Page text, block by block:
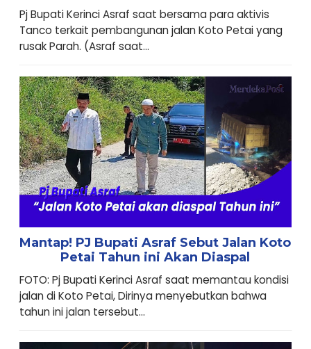
Pj Bupati Kerinci Asraf saat bersama para aktivis
Tanco terkait pembangunan jalan Koto Petai yang
rusak Parah. (Asraf saat...
Mantap! PJ Bupati Asraf Sebut Jalan Koto
Petai Tahun ini Akan Diaspal
FOTO: Pj Bupati Kerinci Asraf saat memantau kondisi
jalan di Koto Petai, Dirinya menyebutkan bahwa
tahun ini jalan tersebut...